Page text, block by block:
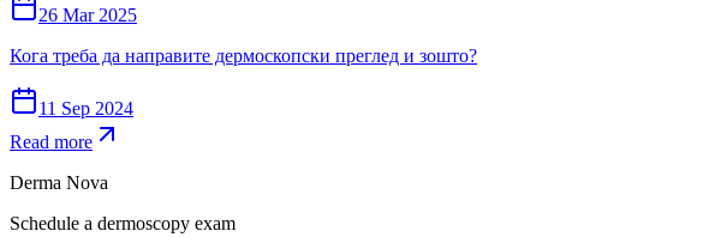
26 Mar 2025
Кога треба да направите дермоскопски преглед и зошто?
11 Sep 2024
Read more
Derma Nova
Schedule a dermoscopy exam